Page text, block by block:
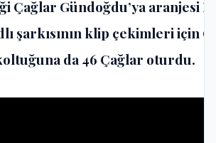
Çağlar Gündoğdu’ya aranjesi
şarkısının klip çekimleri için
da 46 Çağlar oturdu.